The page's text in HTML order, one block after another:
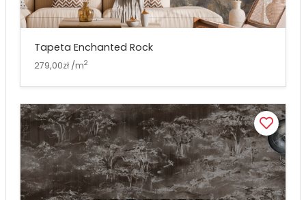
Tapeta Enchanted Rock
279,00zł /m2